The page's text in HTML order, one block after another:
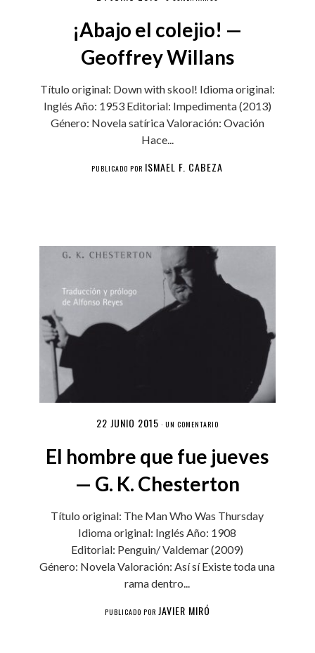
¡Abajo el colejio! —
Geoffrey Willans
Título original: Down with skool! Idioma original:
Inglés Año: 1953 Editorial: Impedimenta (2013)
Género: Novela satírica Valoración: Ovación
Hace...
PUBLICADO POR ISMAEL F. CABEZA
22 JUNIO 2015 · UN COMENTARIO
El hombre que fue jueves
— G. K. Chesterton
Título original: The Man Who Was Thursday
Idioma original: Inglés Año: 1908
Editorial: Penguin/ Valdemar (2009)
Género: Novela Valoración: Así sí Existe toda una
rama dentro...
PUBLICADO POR JAVIER MIRÓ